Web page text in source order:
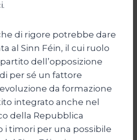
di rigore potrebbe dare
al Sinn Féin, il cui ruolo
dell’opposizione
per sé un fattore
da formazione
integrato anche nel
della Repubblica
i timori per una possibile